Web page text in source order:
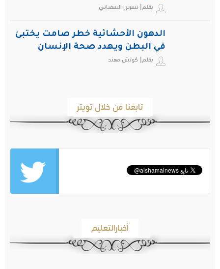
بقلم| نسرين السفياني
الدهون الأحشائية خطر صامت يختبئ
في البطن ويهدد صحة الإنسان
بقلم| كوتش مهند
تابعنا من خلال تويتر
أخبارالتعليم